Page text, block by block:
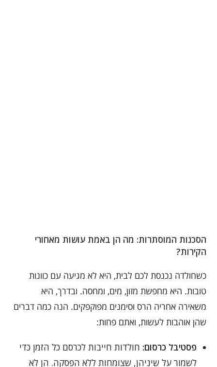
הסכנות המוסתרות: מה הן באמת עושות מאחורי
הקירות?
כשחולדה נכנסת לכם לבית, היא לא מגיעה עם כוונות
טובות. היא מחפשת מזון, מים, ומחסה. ובדרך, היא
משאירה אחריה הרס וסימנים מפוקפקים. הנה כמה דברים
שהן אוהבות לעשות, ואתם פחות:
פסטיבל כרסום: חולדות חייבות לכרסם כל הזמן כדי
לשמור על שיניהן, שצומחות ללא הפסקה. הן לא